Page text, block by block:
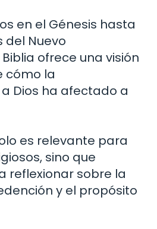
en el Génesis hasta
del Nuevo
ofrece una visión
cómo la
Dios ha afectado a
es relevante para
sino que
reflexionar sobre la
y el propósito